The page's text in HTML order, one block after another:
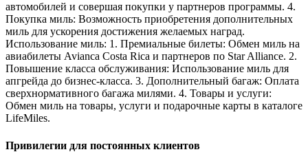
автомобилей и совершая покупки у партнеров программы. 4.
Покупка миль: Возможность приобретения дополнительных
миль для ускорения достижения желаемых наград.
Использование миль: 1. Премиальные билеты: Обмен миль на
авиабилеты Avianca Costa Rica и партнеров по Star Alliance. 2.
Повышение класса обслуживания: Использование миль для
апгрейда до бизнес-класса. 3. Дополнительный багаж: Оплата
сверхнормативного багажа милями. 4. Товары и услуги:
Обмен миль на товары, услуги и подарочные карты в каталоге
LifeMiles.
Привилегии для постоянных клиентов